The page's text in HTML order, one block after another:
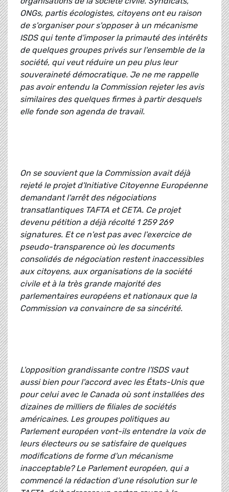
ONGs, partis écologistes, citoyens ont eu raison
de s'organiser pour s'opposer à un mécanisme
ISDS qui tente d'imposer la primauté des intérêts
de quelques groupes privés sur l'ensemble de la
société, qui veut réduire un peu plus leur
souveraineté démocratique. Je ne me rappelle
pas avoir entendu la Commission rejeter les avis
similaires des quelques firmes à partir desquels
elle fonde son agenda de travail.
On se souvient que la Commission avait déjà
rejeté le projet d'Initiative Citoyenne Européenne
demandant l'arrêt des négociations
transatlantiques TAFTA et CETA. Ce projet
devenu pétition a déjà récolté 1 259 269
signatures. Et ce n'est pas avec l'exercice de
pseudo-transparence où les documents
consolidés de négociation restent inaccessibles
aux citoyens, aux organisations de la société
civile et à la très grande majorité des
parlementaires européens et nationaux que la
Commission va convaincre de sa sincérité.
L'opposition grandissante contre l'ISDS vaut
aussi bien pour l'accord avec les États-Unis que
pour celui avec le Canada où sont installées des
dizaines de milliers de filiales de sociétés
américaines. Les groupes politiques au
Parlement européen vont-ils entendre la voix de
leurs électeurs ou se satisfaire de quelques
modifications de forme d'un mécanisme
inacceptable? Le Parlement européen, qui a
commencé la rédaction d'une résolution sur le